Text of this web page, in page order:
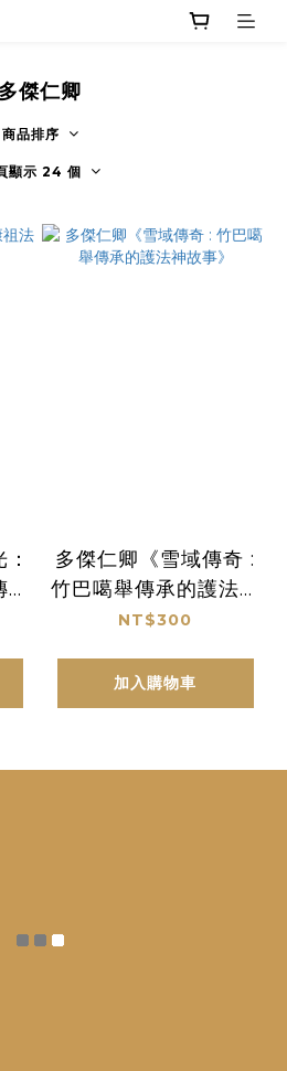
多傑仁卿
商品排序
顯示 24 個
多傑仁卿《雪域傳奇 :
竹巴噶舉傳承的護法神
故事》
NT$300
加入購物車